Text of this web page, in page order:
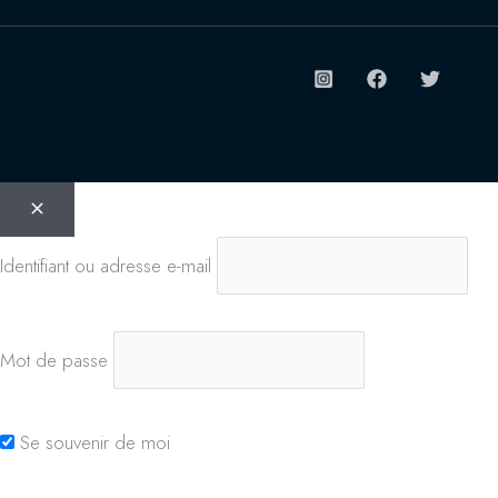
Identifiant ou adresse e-mail
Mot de passe
Se souvenir de moi